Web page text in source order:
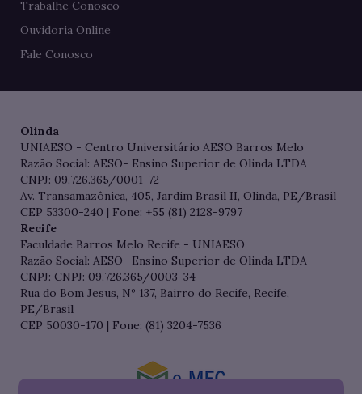
Trabalhe Conosco
Ouvidoria Online
Fale Conosco
Olinda
UNIAESO - Centro Universitário AESO Barros Melo
Razão Social: AESO- Ensino Superior de Olinda LTDA
CNPJ: 09.726.365/0001-72
Av. Transamazônica, 405, Jardim Brasil II, Olinda, PE/Brasil
CEP 53300-240 | Fone: +55 (81) 2128-9797
Recife
Faculdade Barros Melo Recife - UNIAESO
Razão Social: AESO- Ensino Superior de Olinda LTDA
CNPJ: CNPJ: 09.726.365/0003-34
Rua do Bom Jesus, Nº 137, Bairro do Recife, Recife,
PE/Brasil
CEP 50030-170 | Fone: (81) 3204-7536